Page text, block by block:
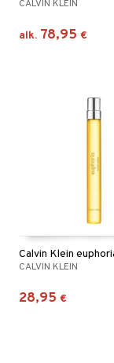
CALVIN KLEIN
alk. 78,95 €
CALVIN KLEIN
28,95 €